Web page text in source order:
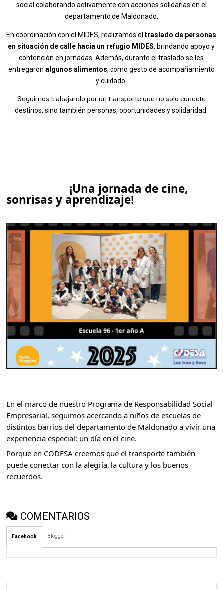
social colaborando activamente con acciones solidarias en el
departamento de Maldonado.
En coordinación con el MIDES, realizamos eltraslado de personas
en situación de calle hacia un refugio MIDES, brindando apoyo y
contención en jornadas. Además, durante el traslado se les
entregaron algunos alimentos, como gesto de acompañamiento
y cuidado.
Seguimos trabajando por un transporte que no solo conecte
destinos, sino también personas, oportunidades y solidaridad.
¡Una jornada de cine,
sonrisas y aprendizaje!
Enel marco de nuestro Programa de Responsabilidad Social
Empresarial, seguimos acercando a niños de escuelas de
distintos barrios del departamento de Maldonado a vivir una
experiencia especial: un día en el cine.
Porque en CODESA creemos que el transporte también
puede conectar con la alegría, la cultura y los buenos
recuerdos.
COMENTARIOS
Facebook Blogger